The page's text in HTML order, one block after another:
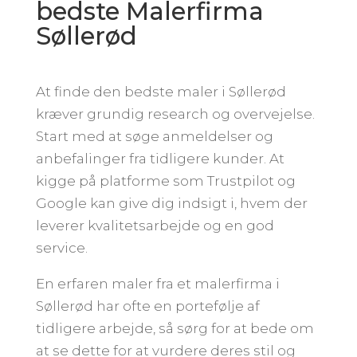
bedste Malerfirma
Søllerød
At finde den bedste maler i Søllerød
kræver grundig research og overvejelse.
Start med at søge anmeldelser og
anbefalinger fra tidligere kunder. At
kigge på platforme som Trustpilot og
Google kan give dig indsigt i, hvem der
leverer kvalitetsarbejde og en god
service.
En erfaren maler fra et malerfirma i
Søllerød har ofte en portefølje af
tidligere arbejde, så sørg for at bede om
at se dette for at vurdere deres stil og